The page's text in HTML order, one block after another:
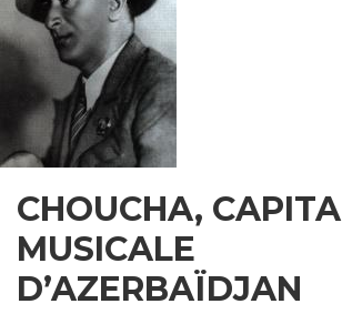
CHOUCHA,
MUSICALE
D’AZERBAÏDJAN